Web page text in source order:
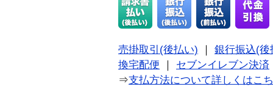
売掛取引(後払い)
銀行振込(後
換宅配便
セブンイレブン決済
⇒支払方法について詳しくはこ